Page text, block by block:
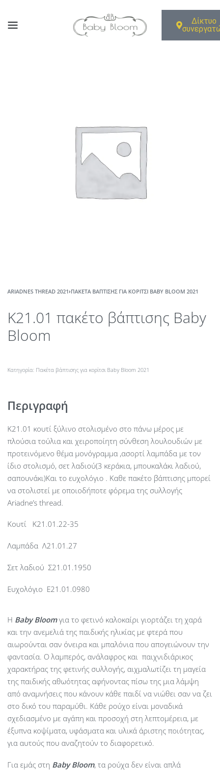
Δίκτυο
ARIADNES THREAD 2021›ΠΑΚΈΤΑ ΒΆΠΤΙΣΗΣ ΓΙΑ ΚΟΡΊΤΣΙ BABY BLOOM 2021
Κ21.01 πακέτο βάπτισης Baby
Bloom
Κατηγορία: Πακέτα βάπτισης για κορίτσι Baby Bloom 2021
Περιγραφή
Κ21.01 κουτί ξύλινο στολισμένο στο πάνω μέρος με
πλούσια τούλια και χειροποίητη σύνθεση λουλουδιών με
προτεινόμενο θέμα μονόγραμμα ,ασορτί λαμπάδα με τον
ίδιο στολισμό, σετ λαδιού(3 κεράκια, μπουκαλάκι λαδιού,
σαπουνάκι)Και το ευχολόγιο . Kαθε πακέτο βάπτισης μπορεί
να στολιστεί με οποιοδήποτε φόρεμα της συλλογής
Ariadne’s thread.
Κουτί Κ21.01.22-35
Λαμπάδα Λ21.01.27
Σετ λαδιού Σ21.01.1950
Ευχολόγιο Ε21.01.0980
Η Baby Bloom για το φετινό καλοκαίρι γιορτάζει τη χαρά
και την ανεμελιά της παιδικής ηλικίας με φτερά που
αιωρούνται σαν όνειρα και μπαλόνια που απογειώνουν την
φαντασία. Ο λαμπερός, ανάλαφρος και παιχνιδιάρικος
χαρακτήρας της φετινής συλλογής, αιχμαλωτίζει τη μαγεία
της παιδικής αθωότητας αφήνοντας πίσω της μια λάμψη
από αναμνήσεις που κάνουν κάθε παιδί να νιώθει σαν να ζει
στο δικό του παραμύθι. Κάθε ρούχο είναι μοναδικά
σχεδιασμένο με αγάπη και προσοχή στη λεπτομέρεια, με
έξυπνα κοψίματα, υφάσματα και υλικά άριστης ποιότητας,
για αυτούς που αναζητούν το διαφορετικό.
Για εμάς στη Baby Bloom, τα ρούχα δεν είναι απλά